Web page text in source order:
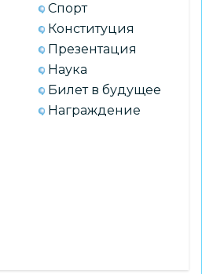
Спорт
Конституция
Презентация
Наука
Билет в будущее
Награждение